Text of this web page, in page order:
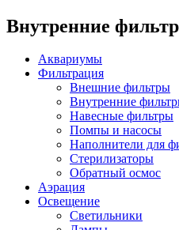
Внутренние
Аквариумы
Фильтрация
Внешние фильтры
Внутренние
Навесные фильтры
Помпы и насосы
Наполнители для
Стерилизаторы
Обратный осмос
Аэрация
Освещение
Светильники